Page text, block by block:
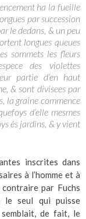
ha la fueille
par succession
le dedans, & un peu
longues queues
sommets les fleurs
des violettes
partie d’en haut
& sont divisees par
la graine commence
d’elle mesmes
és jardins, & y vient
inscrites dans
à l’homme et à
par Fuchs
le seul qui puisse
de fait, le